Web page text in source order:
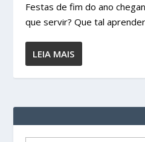
Festas de fim do ano
que servir? Que tal
LEIA MAIS